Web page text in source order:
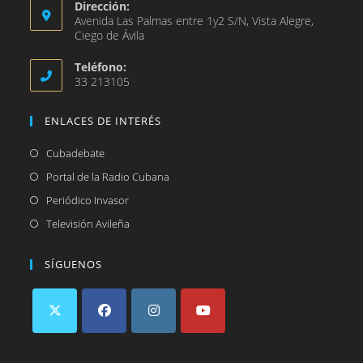
Dirección:
Avenida Las Palmas entre 1y2 S/N, Vista Alegre,
Ciego de Ávila
Teléfono:
33 213105
ENLACES DE INTERÉS
CubadebateSe
abre
nueva
Portal de la Radio Cubana
Periódico InvasorSe
abre
Televisión Avileña
nueva
SÍGUENOS